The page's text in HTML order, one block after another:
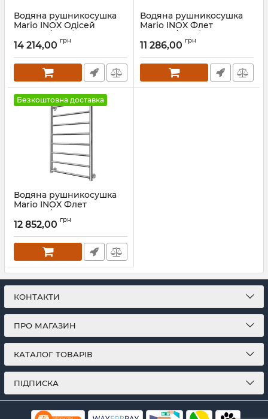
Водяна рушникосушка
Mario INOX Одісей
770х530/500 бронза
Артикул:1.8.044597.P-br
14 214,00 грн
Водяна рушникосушка
Mario INOX Флет
570х530/500 бронза
Артикул:1.8.044563.P-br
11 286,00 грн
Безкоштовна доставка
Водяна рушникосушка
Mario INOX Флет
770х530/500 золото
сатин
Артикул:1.8.044565.P-GS
12 852,00 грн
КОНТАКТИ
ПРО МАГАЗИН
КАТАЛОГ ТОВАРІВ
ПІДПИСКА